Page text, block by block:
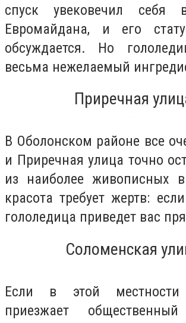
спуск увековечил себя
Евромайдана, и его
обсуждается. Но
весьма нежелаемый
Приречная
В Оболонском районе все
и Приречная улица точно
из наиболее живописных
красота требует жертв:
гололедица приведет вас
Соломенская
Если в этой
приезжает общественный